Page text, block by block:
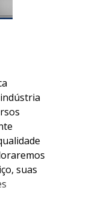
suas